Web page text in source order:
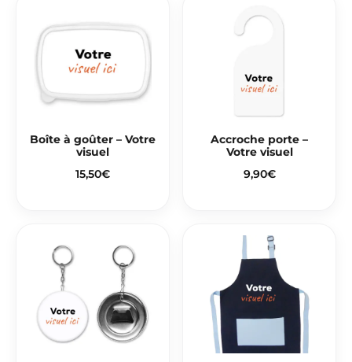
Boîte à goûter – Votre
visuel
15,50€
Accroche porte –
Votre visuel
9,90€